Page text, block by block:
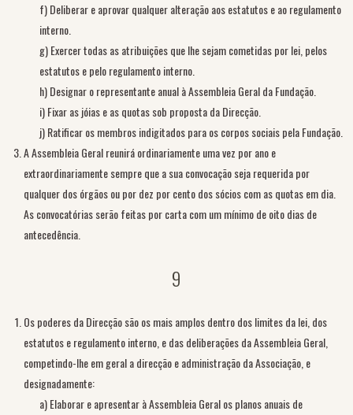
f) Deliberar e aprovar qualquer alteração aos estatutos e ao regulamento
interno.
g) Exercer todas as atribuições que lhe sejam cometidas por lei, pelos
estatutos e pelo regulamento interno.
h) Designar o representante anual à Assembleia Geral da Fundação.
i) Fixar as jóias e as quotas sob proposta da Direcção.
j) Ratificar os membros indigitados para os corpos sociais pela Fundação.
A Assembleia Geral reunirá ordinariamente uma vez por ano e
extraordinariamente sempre que a sua convocação seja requerida por
qualquer dos órgãos ou por dez por cento dos sócios com as quotas em dia.
As convocatórias serão feitas por carta com um mínimo de oito dias de
antecedência.
9
Os poderes da Direcção são os mais amplos dentro dos limites da lei, dos
estatutos e regulamento interno, e das deliberações da Assembleia Geral,
competindo-lhe em geral a direcção e administração da Associação, e
designadamente:
a) Elaborar e apresentar à Assembleia Geral os planos anuais de